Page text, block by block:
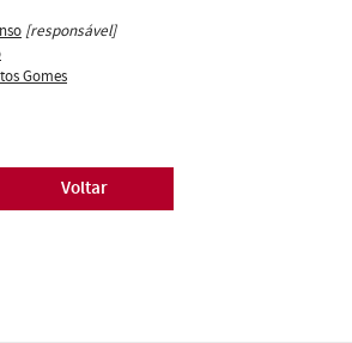
[responsável]
Gomes
Voltar